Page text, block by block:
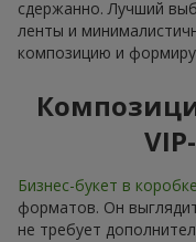
сдержанно. Лучший
ленты и
композицию и
Бизнес-букет в коробке
форматов. Он
не требует